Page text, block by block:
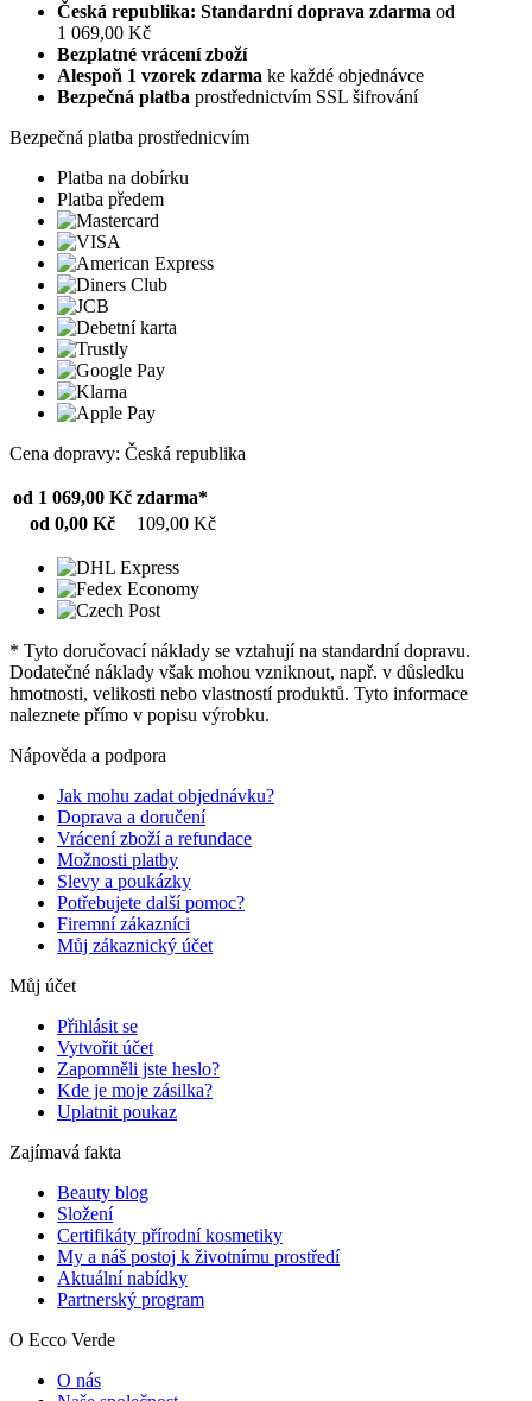
Česká republika: Standardní doprava zdarma od
1 069,00 Kč
Bezplatné vrácení zboží
Alespoň 1 vzorek zdarma ke každé objednávce
Bezpečná platba prostřednictvím SSL šifrování
Bezpečná platba prostřednicvím
Platba na dobírku
Platba předem
Cena dopravy: Česká republika
od 1 069,00 Kč zdarma*
od 0,00 Kč
109,00 Kč
* Tyto doručovací náklady se vztahují na standardní dopravu.
Dodatečné náklady však mohou vzniknout, např. v důsledku
hmotnosti, velikosti nebo vlastností produktů. Tyto informace
naleznete přímo v popisu výrobku.
Nápověda a podpora
Jak mohu zadat objednávku?
Doprava a doručení
Vrácení zboží a refundace
Možnosti platby
Slevy a poukázky
Potřebujete další pomoc?
Firemní zákazníci
Můj zákaznický účet
Můj účet
Přihlásit se
Vytvořit účet
Zapomněli jste heslo?
Kde je moje zásilka?
Uplatnit poukaz
Zajímavá fakta
Beauty blog
Složení
Certifikáty přírodní kosmetiky
My a náš postoj k životnímu prostředí
Aktuální nabídky
Partnerský program
O Ecco Verde
O nás